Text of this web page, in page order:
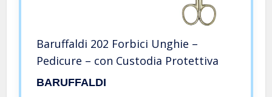
Baruffaldi 202 Forbici Unghie –
Pedicure – con Custodia Protettiva
BARUFFALDI